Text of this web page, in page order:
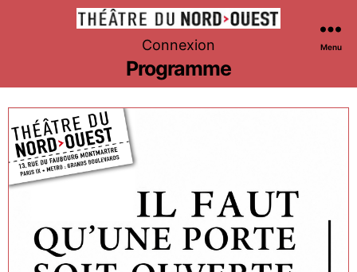
Théâtre
du
Nord-
Ouest
Connexion Menu
Programme